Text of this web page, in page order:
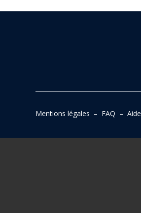
Mentions légales – FAQ – Aide